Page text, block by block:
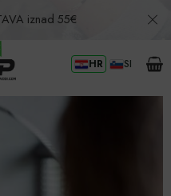
iznad 55€
30 dana! HR SI